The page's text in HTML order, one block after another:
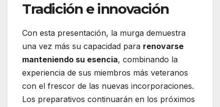
Tradición e innovación
Con esta presentación, la murga demuestra
una vez más su capacidad para renovarse
manteniendo su esencia, combinando la
experiencia de sus miembros más veteranos
con el frescor de las nuevas incorporaciones.
Los preparativos continuarán en los próximos